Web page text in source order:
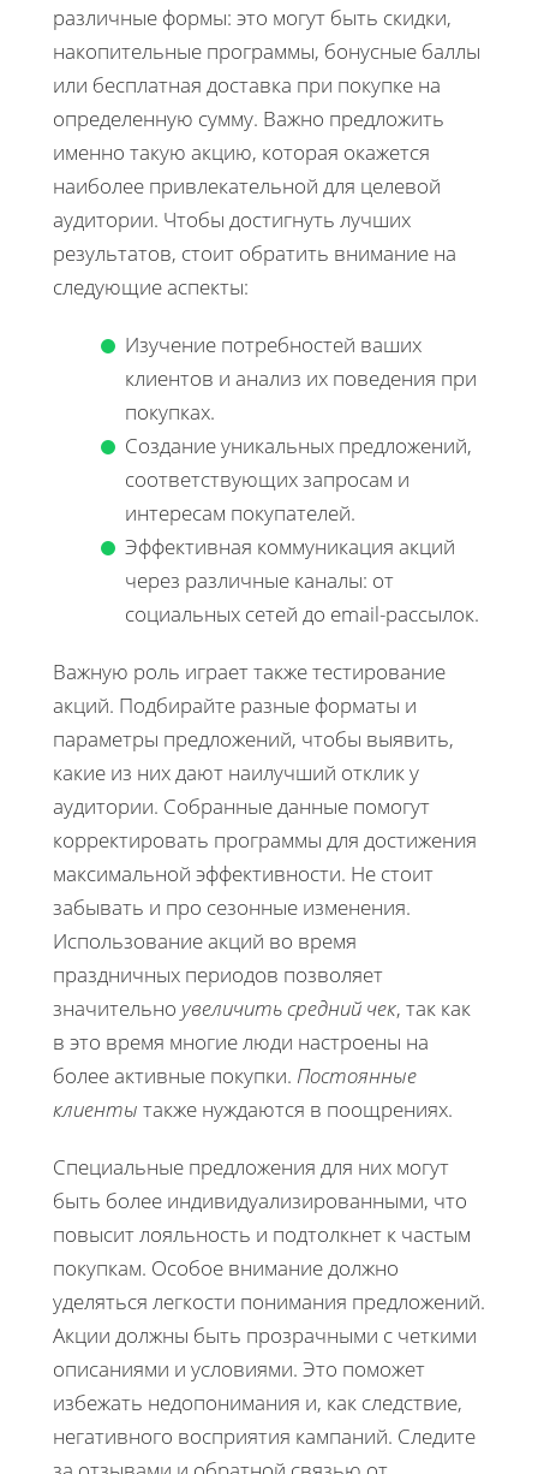
различные формы: это могут быть скидки,
накопительные программы, бонусные баллы
или бесплатная доставка при покупке на
определенную сумму. Важно предложить
именно такую акцию, которая окажется
наиболее привлекательной для целевой
аудитории. Чтобы достигнуть лучших
результатов, стоит обратить внимание на
следующие аспекты:
Изучение потребностей ваших
клиентов и анализ их поведения при
покупках.
Создание уникальных предложений,
соответствующих запросам и
интересам покупателей.
Эффективная коммуникация акций
через различные каналы: от
социальных сетей до email-рассылок.
Важную роль играет также тестирование
акций. Подбирайте разные форматы и
параметры предложений, чтобы выявить,
какие из них дают наилучший отклик у
аудитории. Собранные данные помогут
корректировать программы для достижения
максимальной эффективности. Не стоит
забывать и про сезонные изменения.
Использование акций во время
праздничных периодов позволяет
значительно увеличить средний чек, так как
в это время многие люди настроены на
более активные покупки. Постоянные
клиенты также нуждаются в поощрениях.
Специальные предложения для них могут
быть более индивидуализированными, что
повысит лояльность и подтолкнет к частым
покупкам. Особое внимание должно
уделяться легкости понимания предложений.
Акции должны быть прозрачными с четкими
описаниями и условиями. Это поможет
избежать недопонимания и, как следствие,
негативного восприятия кампаний. Следите